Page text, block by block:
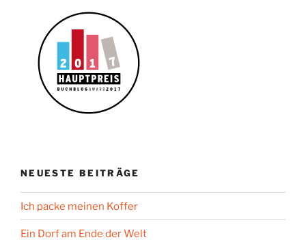
NEUESTE BEITRÄGE
Ich packe meinen Koffer
Ein Dorf am Ende der Welt